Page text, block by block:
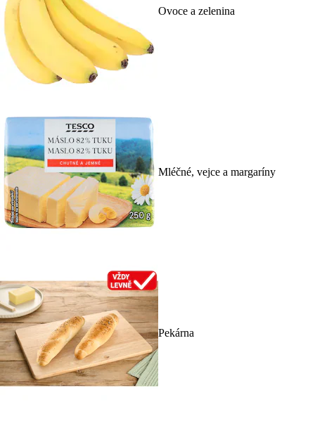
Ovoce a zelenina
Mléčné, vejce a margaríny
Pekárna